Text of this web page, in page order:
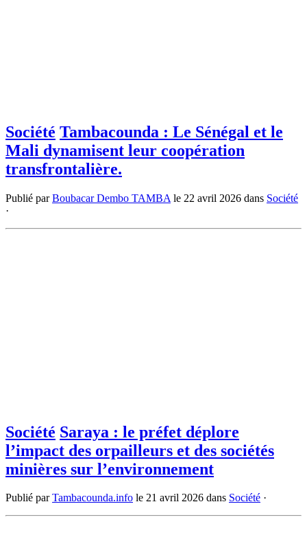
Société Tambacounda : Le Sénégal et le
Mali dynamisent leur coopération
transfrontalière.
Publié parBoubacar Dembo TAMBA le 22 avril 2026 dans Société
·
Société Saraya : le préfet déplore
l’impact des orpailleurs et des sociétés
minières sur l’environnement
Publié parTambacounda.info le 21 avril 2026 dans Société ·